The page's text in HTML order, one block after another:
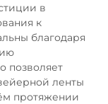
в
к
благодаря
позволяет
ленты
протяжении